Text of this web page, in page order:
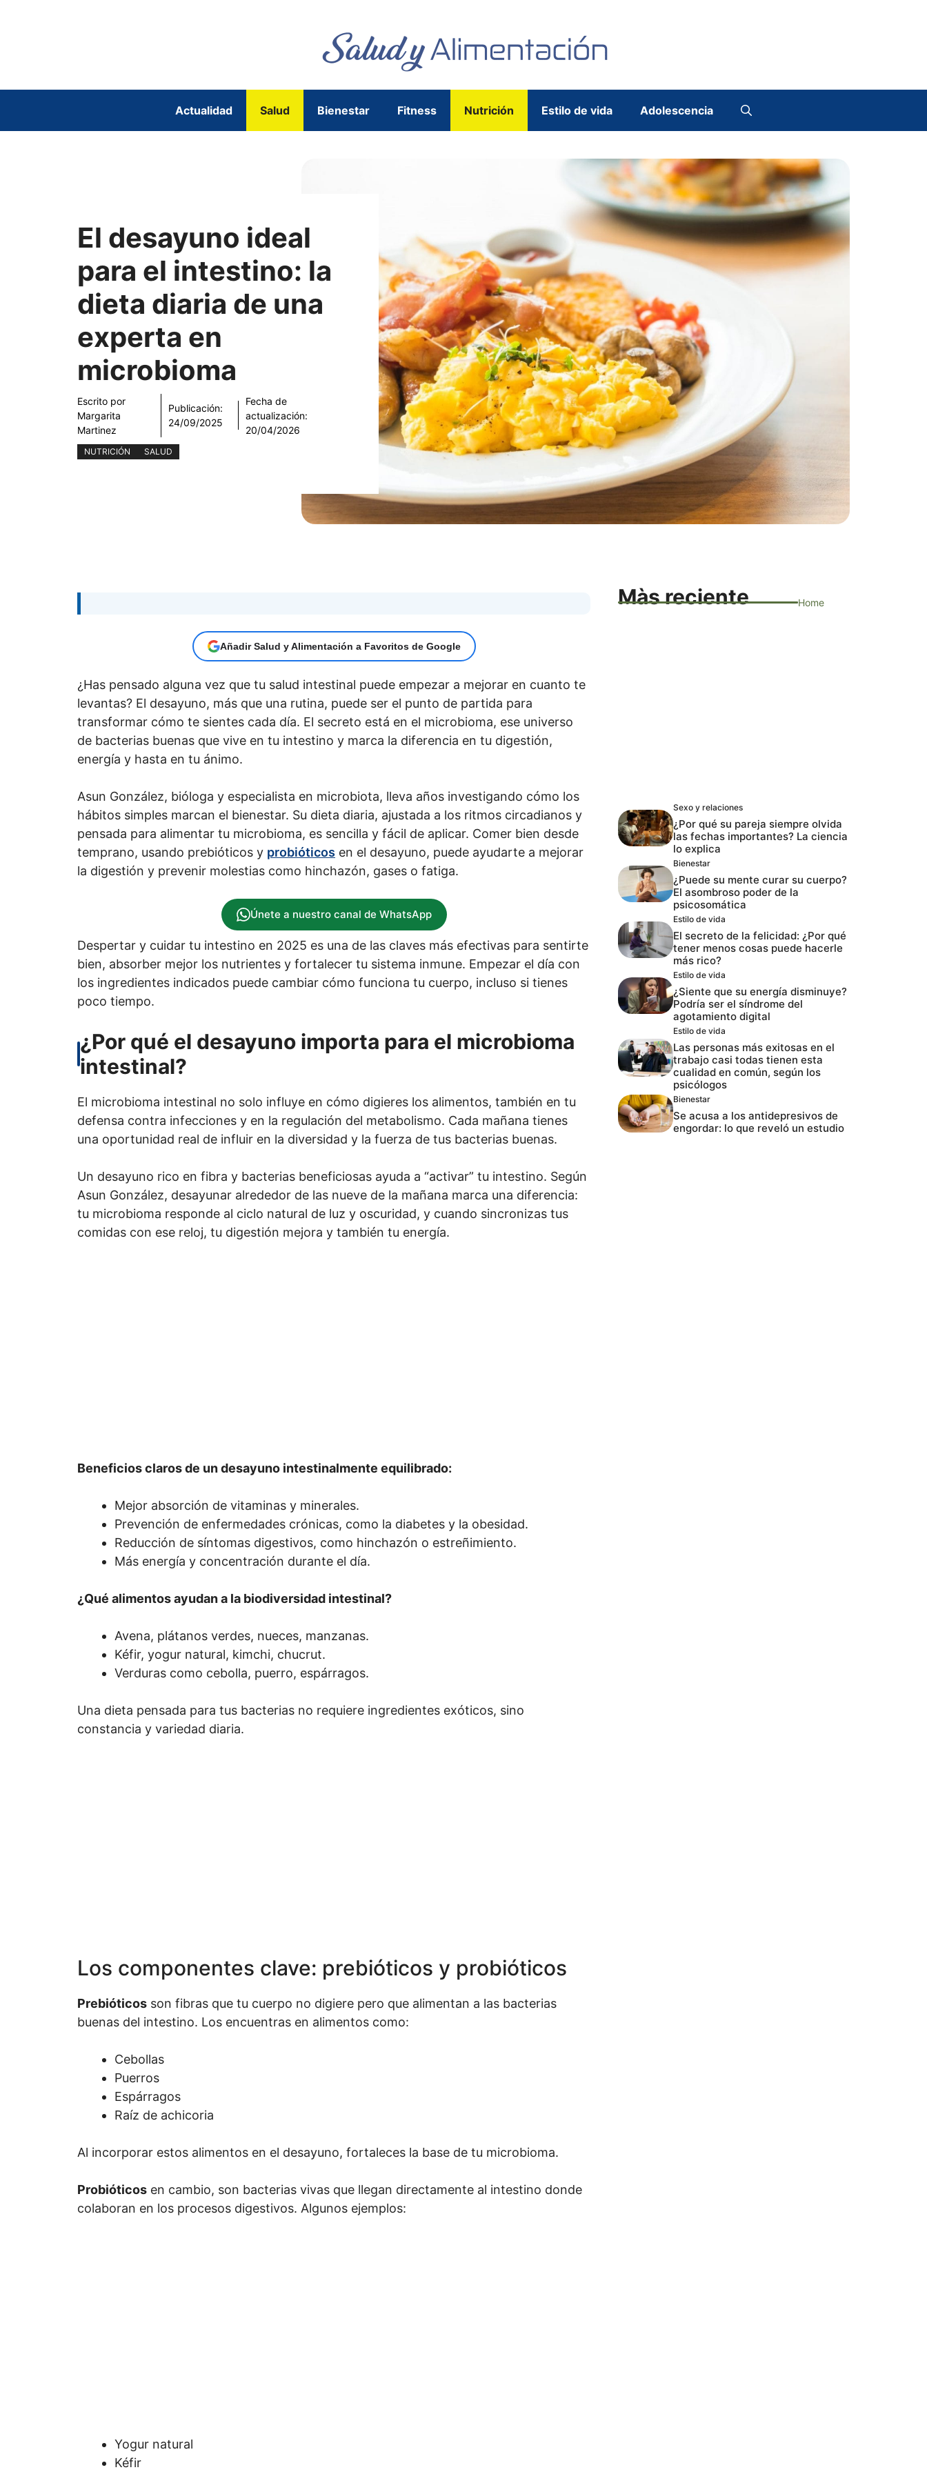
Actualidad Salud Bienestar Fitness Nutrición Estilo de vida Adolescencia
El desayuno ideal
para el intestino: la
dieta diaria de una
experta en
microbioma
Escrito por
Margarita
Martinez
Publicación:
24/09/2025
Fecha de
actualización:
20/04/2026
NUTRICIÓN SALUD
Añadir Salud y Alimentación a Favoritos de Google
¿Has pensado alguna vez que tu salud intestinal puede empezar a mejorar en cuanto te
levantas? El desayuno, más que una rutina, puede ser el punto de partida para
transformar cómo te sientes cada día. El secreto está en el microbioma, ese universo
de bacterias buenas que vive en tu intestino y marca la diferencia en tu digestión,
energía y hasta en tu ánimo.
Asun González, bióloga y especialista en microbiota, lleva años investigando cómo los
hábitos simples marcan el bienestar. Su dieta diaria, ajustada a los ritmos circadianos y
pensada para alimentar tu microbioma, es sencilla y fácil de aplicar. Comer bien desde
temprano, usando prebióticos y probióticos en el desayuno, puede ayudarte a mejorar
la digestión y prevenir molestias como hinchazón, gases o fatiga.
Únete a nuestro canal de WhatsApp
Despertar y cuidar tu intestino en 2025 es una de las claves más efectivas para sentirte
bien, absorber mejor los nutrientes y fortalecer tu sistema inmune. Empezar el día con
los ingredientes indicados puede cambiar cómo funciona tu cuerpo, incluso si tienes
poco tiempo.
¿Por qué el desayuno importa para el microbioma
intestinal?
El microbioma intestinal no solo influye en cómo digieres los alimentos, también en tu
defensa contra infecciones y en la regulación del metabolismo. Cada mañana tienes
una oportunidad real de influir en la diversidad y la fuerza de tus bacterias buenas.
Un desayuno rico en fibra y bacterias beneficiosas ayuda a “activar” tu intestino. Según
Asun González, desayunar alrededor de las nueve de la mañana marca una diferencia:
tu microbioma responde al ciclo natural de luz y oscuridad, y cuando sincronizas tus
comidas con ese reloj, tu digestión mejora y también tu energía.
Beneficios claros de un desayuno intestinalmente equilibrado:
Mejor absorción de vitaminas y minerales.
Prevención de enfermedades crónicas, como la diabetes y la obesidad.
Reducción de síntomas digestivos, como hinchazón o estreñimiento.
Más energía y concentración durante el día.
¿Qué alimentos ayudan a la biodiversidad intestinal?
Avena, plátanos verdes, nueces, manzanas.
Kéfir, yogur natural, kimchi, chucrut.
Verduras como cebolla, puerro, espárragos.
Una dieta pensada para tus bacterias no requiere ingredientes exóticos, sino
constancia y variedad diaria.
Los componentes clave: prebióticos y probióticos
Prebióticos son fibras que tu cuerpo no digiere pero que alimentan a las bacterias
buenas del intestino. Los encuentras en alimentos como:
Cebollas
Puerros
Espárragos
Raíz de achicoria
Al incorporar estos alimentos en el desayuno, fortaleces la base de tu microbioma.
Probióticos en cambio, son bacterias vivas que llegan directamente al intestino donde
colaboran en los procesos digestivos. Algunos ejemplos:
Yogur natural
Kéfir
Màs reciente Home
Sexo y relaciones
¿Por qué su pareja siempre olvida
las fechas importantes? La ciencia
lo explica
Bienestar
¿Puede su mente curar su cuerpo?
El asombroso poder de la
psicosomática
Estilo de vida
El secreto de la felicidad: ¿Por qué
tener menos cosas puede hacerle
más rico?
Estilo de vida
¿Siente que su energía disminuye?
Podría ser el síndrome del
agotamiento digital
Estilo de vida
Las personas más exitosas en el
trabajo casi todas tienen esta
cualidad en común, según los
psicólogos
Bienestar
Se acusa a los antidepresivos de
engordar: lo que reveló un estudio